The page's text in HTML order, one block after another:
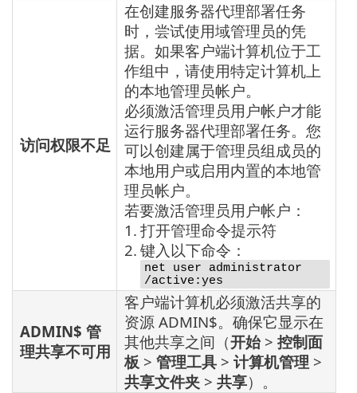
访问权限不足
在创建服务器代理部署任务
时，尝试使用域管理员的凭
据。如果客户端计算机位于工
作组中，请使用特定计算机上
的本地管理员帐户。
必须激活管理员用户帐户才能
运行服务器代理部署任务。您
可以创建属于管理员组成员的
本地用户或启用内置的本地管
理员帐户。
若要激活管理员用户帐户：
1. 打开管理命令提示符
2. 键入以下命令：
net user administrator
/active:yes
ADMIN$ 管
理共享不可用
客户端计算机必须激活共享的
资源 ADMIN$。确保它显示在
其他共享之间（开始> 控制面
板 > 管理工具 > 计算机管理 >
共享文件夹 > 共享）。